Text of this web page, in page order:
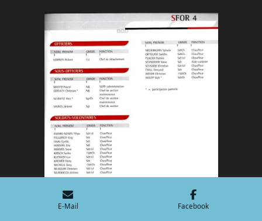
E-Mail Facebook